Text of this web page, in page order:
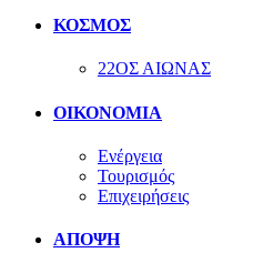
ΚΟΣΜΟΣ
22ΟΣ ΑΙΩΝΑΣ
ΟΙΚΟΝΟΜΙΑ
Ενέργεια
Τουρισμός
Επιχειρήσεις
ΑΠΟΨΗ